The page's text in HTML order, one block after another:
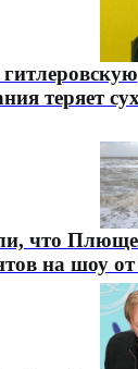
теряет
что
на шоу